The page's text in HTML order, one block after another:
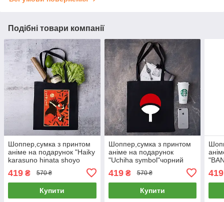
Подібні товари компанії
Шоппер,сумка з принтом
аніме на подарунок "Haiky
karasuno hinata shoyo
rigide"
419 ₴ 570 ₴
Купити
Шоппер,сумка з принтом
аніме на подарунок
"Uchiha symbol"чорний
419₴ 570 ₴
Купити
419